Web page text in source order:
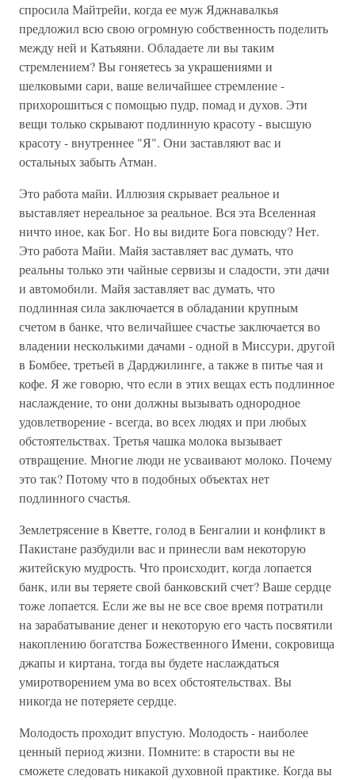
спросила Майтрейи, когда ее муж Яджнавалкья
предложил всю свою огромную собственность поделить
между ней и Катьяяни. Обладаете ли вы таким
стремлением? Вы гоняетесь за украшениями и
шелковыми сари, ваше величайшее стремление -
прихорошиться с помощью пудр, помад и духов. Эти
вещи только скрывают подлинную красоту - высшую
красоту - внутреннее "Я". Они заставляют вас и
остальных забыть Атман.
Это работа майи. Иллюзия скрывает реальное и
выставляет нереальное за реальное. Вся эта Вселенная
ничто иное, как Бог. Но вы видите Бога повсюду? Нет.
Это работа Майи. Майя заставляет вас думать, что
реальны только эти чайные сервизы и сладости, эти дачи
и автомобили. Майя заставляет вас думать, что
подлинная сила заключается в обладании крупным
счетом в банке, что величайшее счастье заключается во
владении несколькими дачами - одной в Миссури, другой
в Бомбее, третьей в Дарджилинге, а также в питье чая и
кофе. Я же говорю, что если в этих вещах есть подлинное
наслаждение, то они должны вызывать однородное
удовлетворение - всегда, во всех людях и при любых
обстоятельствах. Третья чашка молока вызывает
отвращение. Многие люди не усваивают молоко. Почему
это так? Потому что в подобных объектах нет
подлинного счастья.
Землетрясение в Кветте, голод в Бенгалии и конфликт в
Пакистане разбудили вас и принесли вам некоторую
житейскую мудрость. Что происходит, когда лопается
банк, или вы теряете свой банковский счет? Ваше сердце
тоже лопается. Если же вы не все свое время потратили
на зарабатывание денег и некоторую его часть посвятили
накоплению богатства Божественного Имени, сокровища
джапы и киртана, тогда вы будете наслаждаться
умиротворением ума во всех обстоятельствах. Вы
никогда не потеряете сердце.
Молодость проходит впустую. Молодость - наиболее
ценный период жизни. Помните: в старости вы не
сможете следовать никакой духовной практике. Когда вы